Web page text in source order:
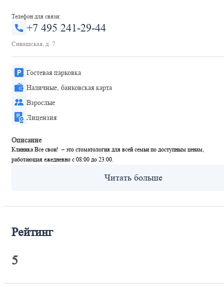
Телефон для связи:
+7 495 241-29-44
Сивашская, д. 7
Гостевая парковка
Наличные, банковская карта
Взрослые
Лицензия
Описание
Клиника Все свои! – это стоматология для всей семьи по доступным ценам,
работающая ежедневно с 08:00 до 23:00.
Рейтинг
5